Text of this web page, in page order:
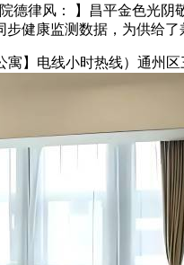
德律风： 】昌平金色光
步健康监测数据，为供给
电线小时热线）通州区